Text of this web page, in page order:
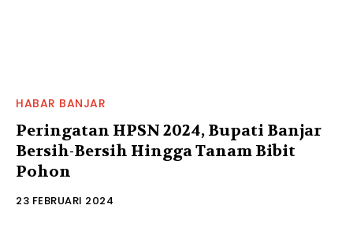
HABAR BANJAR
Peringatan HPSN 2024, Bupati Banjar
Bersih-Bersih Hingga Tanam Bibit
Pohon
23 FEBRUARI 2024